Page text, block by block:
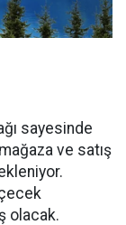
sayesinde
ve satış
olacak.